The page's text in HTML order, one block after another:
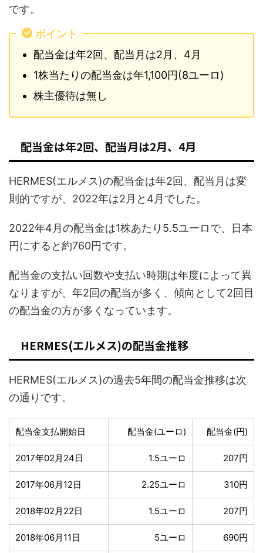
です。
ポイント
配当金は年2回、配当月は2月、4月
1株当たりの配当金は年1,100円(8ユーロ)
株主優待は無し
配当金は年2回、配当月は2月、4月
HERMES(エルメス)の配当金は年2回、配当月は変
則的ですが、2022年は2月と4月でした。
2022年4月の配当金は1株あたり5.5ユーロで、日本
円にすると約760円です。
配当金の支払い回数や支払い時期は年度によって異
なりますが、年2回の配当が多く、傾向として2回目
の配当金の方が多くなっています。
HERMES(エルメス)の配当金推移
HERMES(エルメス)の過去5年間の配当金推移は次
の通りです。
配当金支払開始日 配当金(ユーロ) 配当金(円)
2017年02月24日 1.5ユーロ 207円
2017年06月12日 2.25ユーロ 310円
2018年02月22日 1.5ユーロ 207円
2018年06月11日 5ユーロ 690円